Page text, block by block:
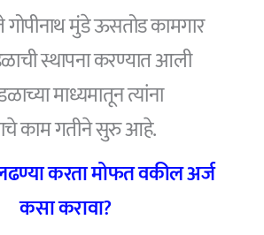
मुंडे ऊसतोड कामगार
स्थापना करण्यात आली
माध्यमातून त्यांना
काम गतीने सुरु आहे.
करता मोफत वकील अर्ज
कसा करावा?